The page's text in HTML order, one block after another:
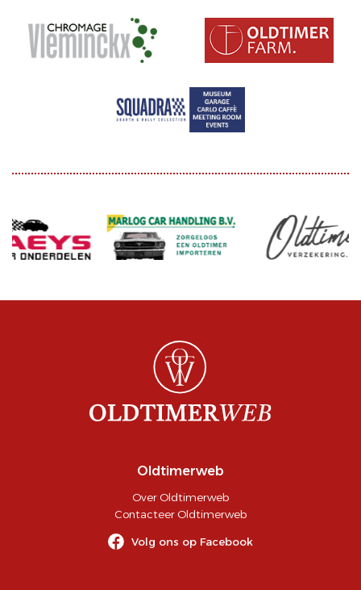
Oldtimerweb
Over Oldtimerweb
Contacteer Oldtimerweb
Volg ons op Facebook